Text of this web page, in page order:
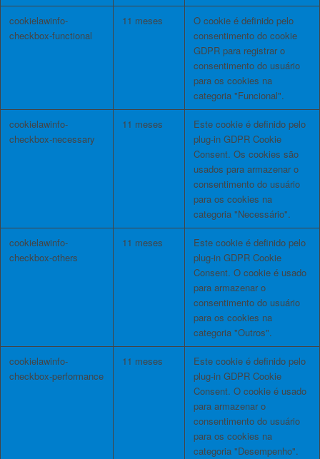
cookielawinfo-
checkbox-functional
11 meses
O cookie é definido pelo
consentimento do cookie
GDPR para registrar o
consentimento do usuário
para os cookies na
categoria "Funcional".
cookielawinfo-
checkbox-necessary
11 meses
Este cookie é definido pelo
plug-in GDPR Cookie
Consent. Os cookies são
usados ​​para armazenar o
consentimento do usuário
para os cookies na
categoria "Necessário".
cookielawinfo-
checkbox-others
11 meses
Este cookie é definido pelo
plug-in GDPR Cookie
Consent. O cookie é usado
para armazenar o
consentimento do usuário
para os cookies na
categoria "Outros".
cookielawinfo-
checkbox-performance
11 meses
Este cookie é definido pelo
plug-in GDPR Cookie
Consent. O cookie é usado
para armazenar o
consentimento do usuário
para os cookies na
categoria "Desempenho".